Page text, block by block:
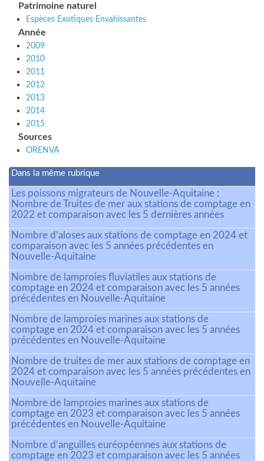
Patrimoine naturel
Espèces Exotiques Envahissantes
Année
2009
2010
2011
2012
2013
2014
2015
Sources
ORENVA
Dans la même rubrique
Les poissons migrateurs de Nouvelle-Aquitaine :
Nombre de Truites de mer aux stations de comptage en
2022 et comparaison avec les 5 dernières années
Nombre d’aloses aux stations de comptage en 2024 et
comparaison avec les 5 années précédentes en
Nouvelle-Aquitaine
Nombre de lamproies fluviatiles aux stations de
comptage en 2024 et comparaison avec les 5 années
précédentes en Nouvelle-Aquitaine
Nombre de lamproies marines aux stations de
comptage en 2024 et comparaison avec les 5 années
précédentes en Nouvelle-Aquitaine
Nombre de truites de mer aux stations de comptage en
2024 et comparaison avec les 5 années précédentes en
Nouvelle-Aquitaine
Nombre de lamproies marines aux stations de
comptage en 2023 et comparaison avec les 5 années
précédentes en Nouvelle-Aquitaine
Nombre d’anguilles euréopéennes aux stations de
comptage en 2023 et comparaison avec les 5 années